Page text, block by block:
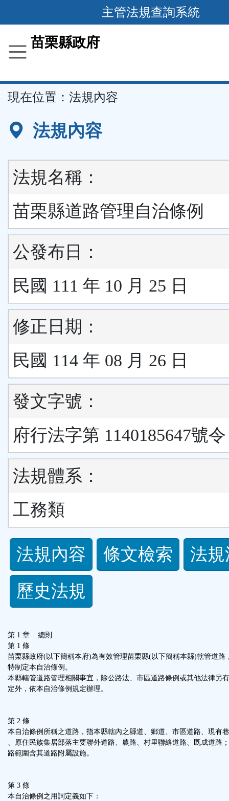
到
要
容
區
主管法規查詢系統
苗栗縣政府
現在位置： 法規內容
法規內容
法規名稱：
苗栗縣道路管理自治條例
公發布日：
民國 111 年 10 月 25 日
修正日期：
民國 114 年 08 月 26 日
發文字號：
府行法字第 1140185647號令
法規體系：
工務類
法
規
功
按
鈕
法規內容 條文檢索
法
歷史法規
第 1 章 總則
第 1 條
苗栗縣政府(以下簡稱本府)為有效管理苗栗縣(以下簡稱本縣)轄管道路
特制定本自治條例。
本縣轄管道路管理相關事宜，除公路法、市區道路條例或其他法律另
定外，依本自治條例規定辦理。
第 2 條
本自治條例所稱之道路，指本縣轄內之縣道、鄉道、市區道路、現有
、原住民族集居部落主要聯外道路、農路、村里聯絡道路、既成道路
路範圍含其道路附屬設施。
第 3 條
本自治條例之用詞定義如下：